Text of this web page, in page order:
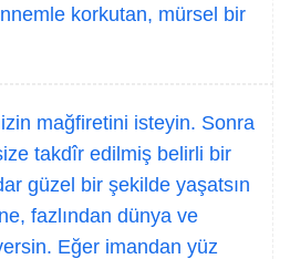
korkutan, mürsel bir
mağfiretini isteyin. Sonra
takdîr edilmiş belirli bir
güzel bir şekilde yaşatsın
fazlından dünya ve
Eğer imandan yüz